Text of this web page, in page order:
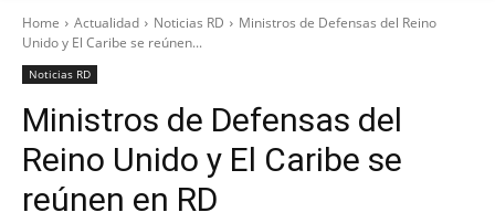
Home Actualidad Noticias RD
Ministros de Defensas del Reino
Unido y El Caribe se reúnen...
Noticias RD
Ministros de Defensas del
Reino Unido y El Caribe se
reúnen en RD